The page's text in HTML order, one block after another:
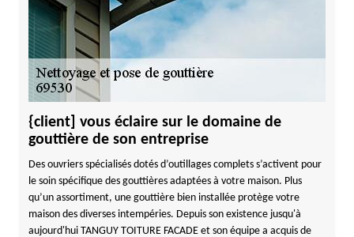
{client] vous éclaire sur le domaine de
gouttière de son entreprise
Des ouvriers spécialisés dotés d’outillages complets s’activent pour
le soin spécifique des gouttières adaptées à votre maison. Plus
qu’un assortiment, une gouttière bien installée protège votre
maison des diverses intempéries. Depuis son existence jusqu'à
aujourd'hui TANGUY TOITURE FACADE et son équipe a acquis de